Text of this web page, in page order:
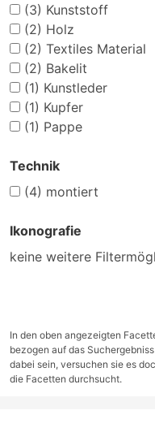
(3) Kunststoff
(2) Holz
(2) Textiles Material
(2) Bakelit
(1) Kunstleder
(1) Kupfer
(1) Pappe
Technik
(4) montiert
Ikonografie
keine weitere
In den oben angezeigten
bezogen auf das
dabei sein, versuchen sie es
die Facetten durchsucht.